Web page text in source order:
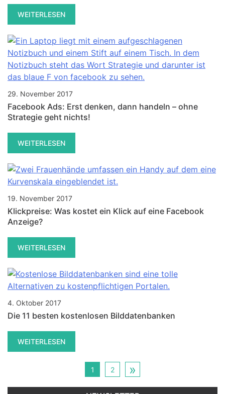
WEITERLESEN
29. November 2017
Facebook Ads: Erst denken, dann handeln – ohne
Strategie geht nichts!
WEITERLESEN
19. November 2017
Klickpreise: Was kostet ein Klick auf eine Facebook
Anzeige?
WEITERLESEN
4. Oktober 2017
Die 11 besten kostenlosen Bilddatenbanken
WEITERLESEN
1 2 »